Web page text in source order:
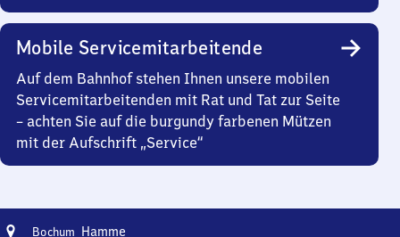
Mobile Servicemitarbeitende
Auf dem Bahnhof stehen Ihnen unsere mobilen
Servicemitarbeitenden mit Rat und Tat zur Seite
– achten Sie auf die burgundy farbenen Mützen
mit der Aufschrift „Service“
Adresse
Bochum HammeBochum-